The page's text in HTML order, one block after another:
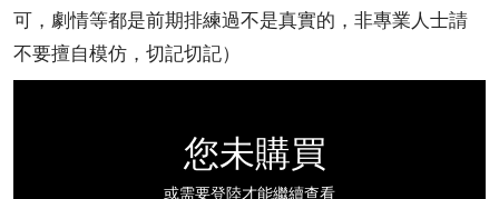
可，劇情等都是前期排練過不是真實的，非專業人士請
不要擅自模仿，切記切記）
您未購買
或需要登陸才能繼續查看